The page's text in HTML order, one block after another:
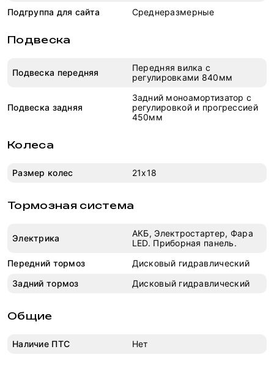
Подгруппа для сайта
Среднеразмерные
Подвеска
Подвеска передняя
Передняя вилка с
регулировками 840мм
Подвеска задняя
Задний моноамортизатор с
регулировкой и прогрессией
450мм
Колеса
Размер колес 21x18
Тормозная система
Электрика
АКБ, Электростартер, Фара
LED. Приборная панель.
Передний тормоз
Дисковый гидравлический
Задний тормоз
Дисковый гидравлический
Общие
Наличие ПТС Нет